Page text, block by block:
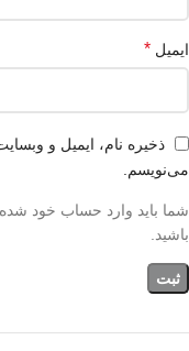
ایمیل *
ذخیره نام، ایمیل و
می‌نویسم.
شما باید وارد حساب خود شده
باشید.